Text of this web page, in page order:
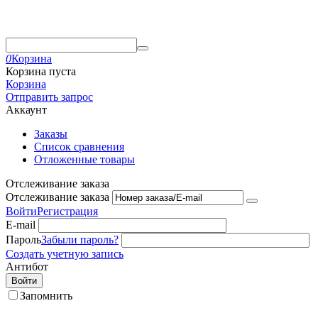
0Корзина
Корзина пуста
Корзина
Отправить запрос
Аккаунт
Заказы
Список сравнения
Отложенные товары
Отслеживание заказа
Отслеживание заказа
ВойтиРегистрация
E-mail
ПарольЗабыли пароль?
Создать учетную запись
Антибот
Войти
Запомнить